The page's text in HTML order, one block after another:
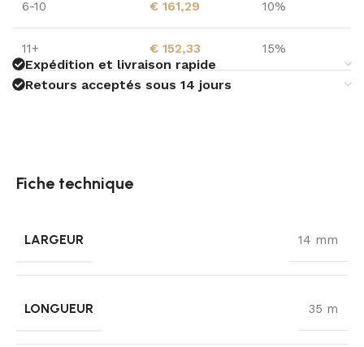
6-10 € 161,29 10%
11+ € 152,33 15%
Expédition et livraison rapide
Retours acceptés sous 14 jours
Fiche technique
LARGEUR 14 mm
LONGUEUR 35 m